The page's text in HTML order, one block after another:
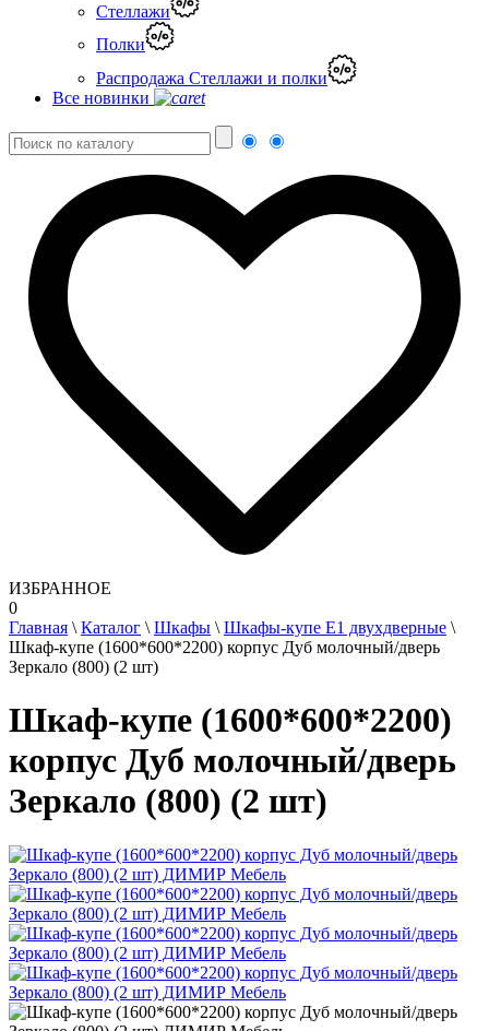
Стеллажи
Полки
Распродажа Стеллажи и полки
Все новинки
ИЗБРАННОЕ
0
Главная \ Каталог \ Шкафы \ Шкафы-купе Е1 двухдверные \
Шкаф-купе (1600*600*2200) корпус Дуб молочный/дверь
Зеркало (800) (2 шт)
Шкаф-купе (1600*600*2200)
корпус Дуб молочный/дверь
Зеркало (800) (2 шт)